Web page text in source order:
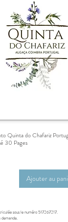
Aperçu rapide
Quinta do Chafariz
30 Pages
Ajouter au
sous le numéro 517267217.
demande.